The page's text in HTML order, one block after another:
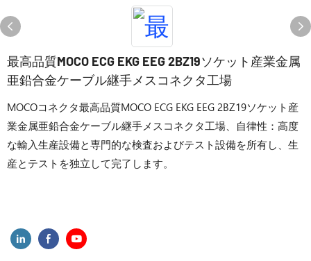
最高品質MOCO ECG EKG EEG 2BZ19ソケット産業金属
亜鉛合金ケーブル継手メスコネクタ工場
MOCOコネクタ最高品質MOCO ECG EKG EEG 2BZ19ソケット産
業金属亜鉛合金ケーブル継手メスコネクタ工場、自律性：高度
な輸入生産設備と専門的な検査およびテスト設備を所有し、生
産とテストを独立して完了します。